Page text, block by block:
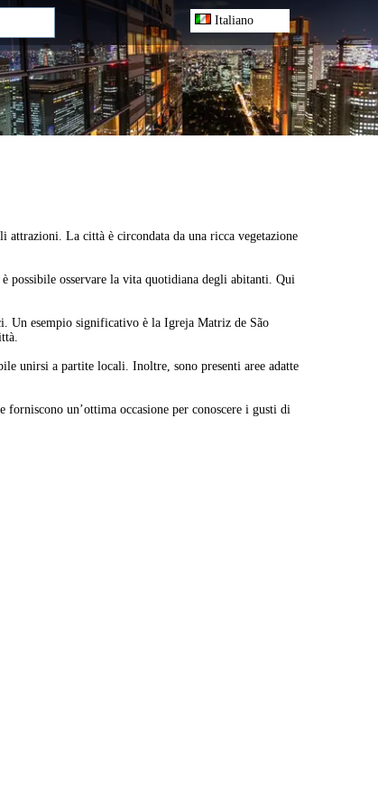
Italiano
attrazioni. La città è circondata da una ricca vegetazione
possibile osservare la vita quotidiana degli abitanti. Qui
Un esempio significativo è la Igreja Matriz de São
unirsi a partite locali. Inoltre, sono presenti aree adatte
un’ottima occasione per conoscere i gusti di